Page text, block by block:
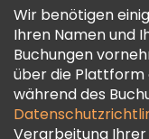
Cookie-Richtlinie
Freetour
Treueprogramm
Wir benötigen
Ihren Namen und
Buchungen
über die Plattform
während des
Verarbeitung